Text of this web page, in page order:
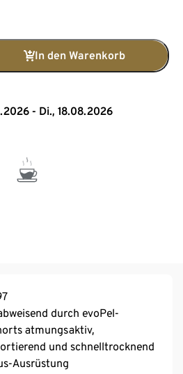
In den Warenkorb
- Di., 18.08.2026
durch evoPel-
atmungsaktiv,
und schnelltrocknend
Ausrüstung